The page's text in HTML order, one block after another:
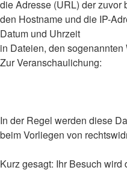
die Adresse (URL) der zuvor
den Hostname und die IP-
Datum und Uhrzeit
in Dateien, den sogenannten
Zur Veranschaulichung:
In der Regel werden diese
beim Vorliegen von
Kurz gesagt: Ihr Besuch